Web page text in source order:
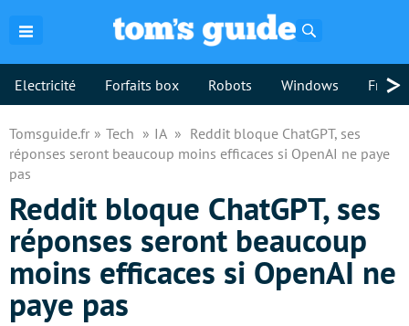
Electricité Forfaits box Robots Windows >
Tomsguide.fr Tech IA
Reddit bloque ChatGPT, ses
réponses seront beaucoup moins efficaces si OpenAI ne paye
pas
Reddit bloque ChatGPT, ses
réponses seront beaucoup
moins efficaces si OpenAI ne
paye pas